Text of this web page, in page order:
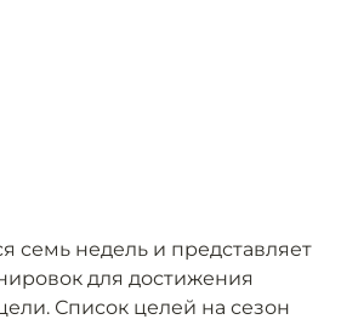
семь недель и представляет
для достижения
Список целей на сезон